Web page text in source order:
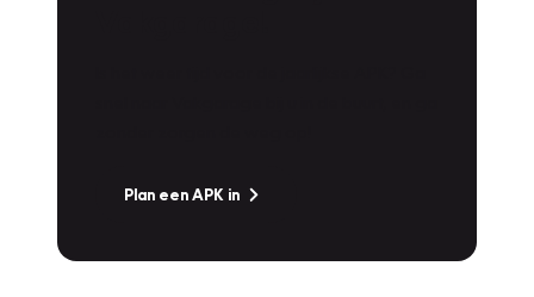
Plan een APK in